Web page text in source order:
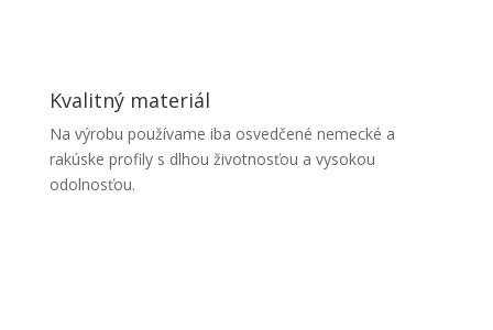
Kvalitný materiál
Na výrobu používame iba osvedčené nemecké a
rakúske profily s dlhou životnosťou a vysokou
odolnosťou.